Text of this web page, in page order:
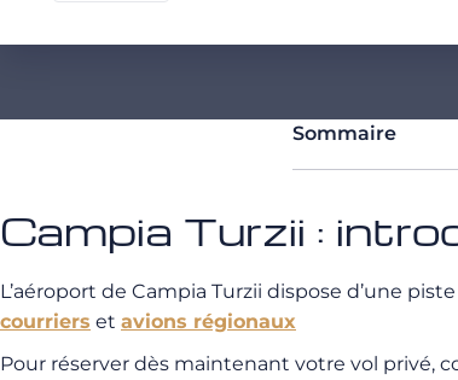
Sommaire
Campia Turzii :
L’aéroport de Campia Turzii dispose d’une
courriers et avions régionaux
Pour réserver dès maintenant votre vol privé,